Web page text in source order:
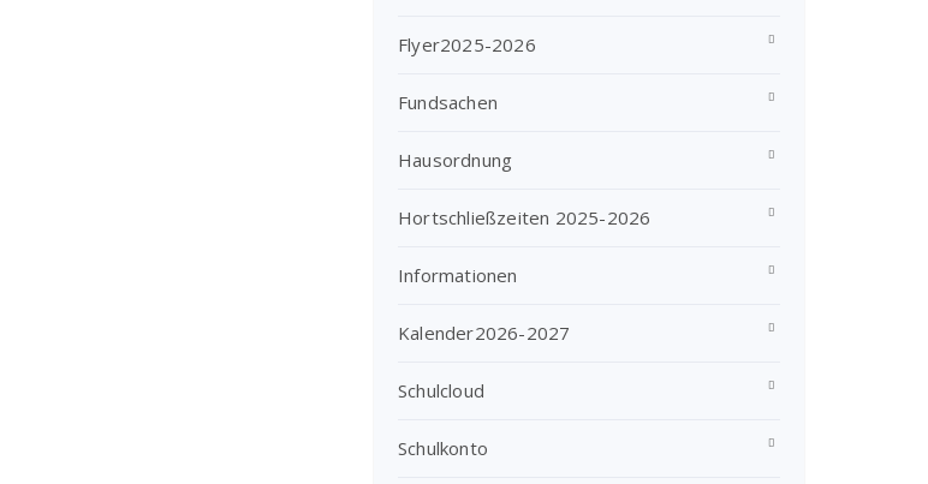
Flyer2025-2026
Fundsachen
Hausordnung
Hortschließzeiten 2025-2026
Informationen
Kalender2026-2027
Schulcloud
Schulkonto